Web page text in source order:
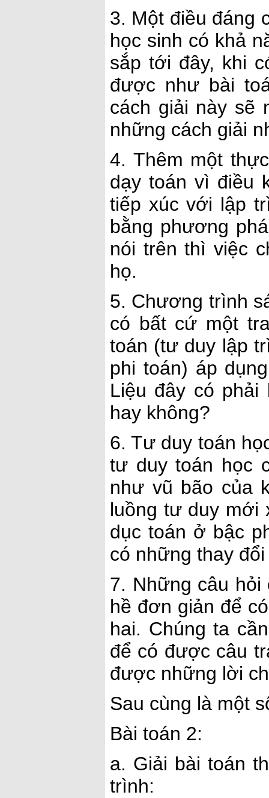
3. Một điều đáng
học sinh có khả
sắp tới đây, khi
được như bài
cách giải này sẽ
những cách giải
4. Thêm một
dạy toán vì điều
tiếp xúc với lập
bằng phương
nói trên thì việc
họ.
5. Chương trình
có bất cứ một
toán (tư duy lập
phi toán) áp
Liệu đây có
hay không?
6. Tư duy toán
tư duy toán học
như vũ bão của
luồng tư duy mới
dục toán ở bậc
có những thay
7. Những câu
hề đơn giản để
hai. Chúng ta
để có được câu
được những lời
Sau cùng là một
Bài toán 2:
a. Giải bài toán
trình: